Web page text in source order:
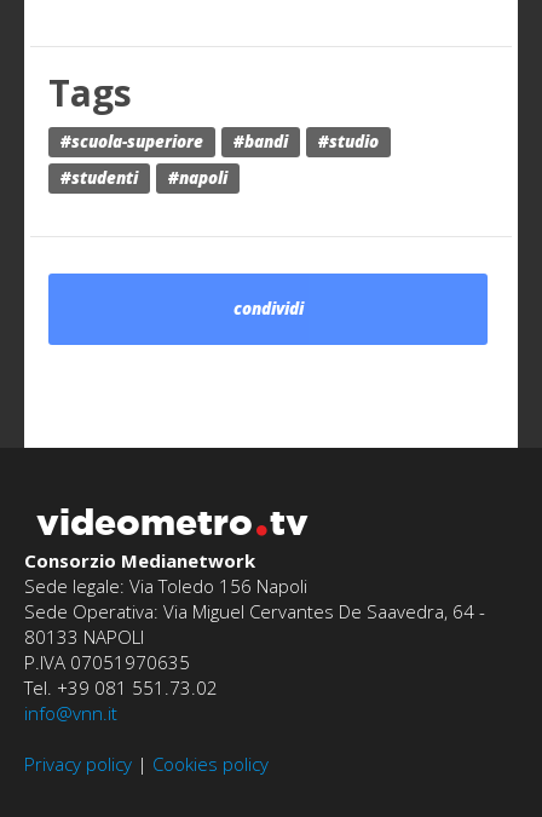
Tags
#scuola-superiore #bandi
#studio
#studenti
#napoli
condividi
videometro tv
Consorzio Medianetwork
Sede legale: Via Toledo 156 Napoli
Sede Operativa: Via Miguel Cervantes De Saavedra, 64 -
80133 NAPOLI
P.IVA 07051970635
Tel. +39 081 551.73.02
info@vnn.it
Privacy policy | Cookies policy